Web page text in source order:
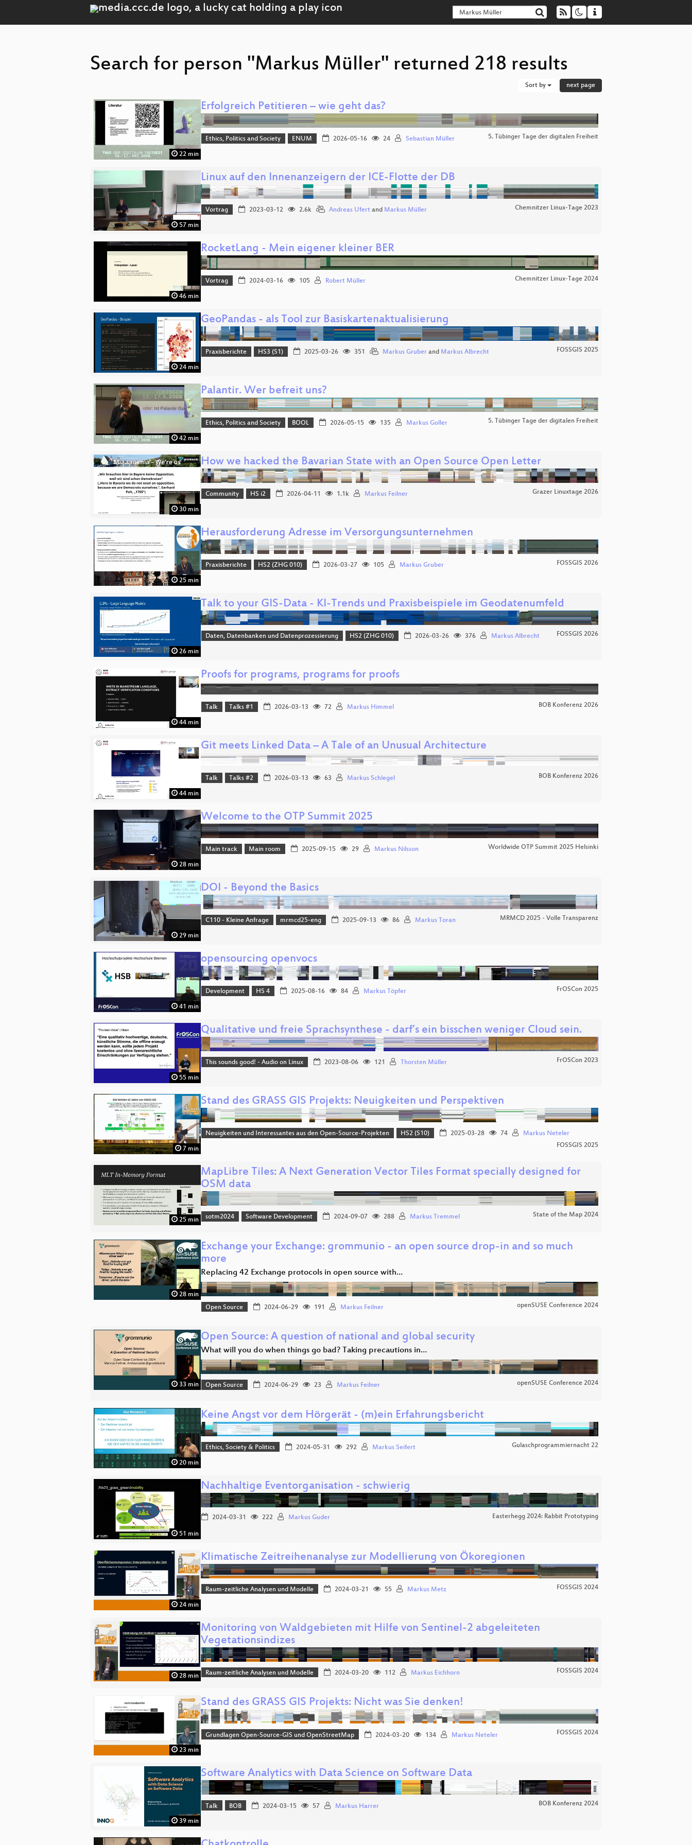
Search for person "Markus Müller" returned 218 results
Sort by next page
22 min
Erfolgreich Petitieren – wie geht das?
Ethics, Politics and Society ENUM 2026-05-16 24 Sebastian Müller 5. Tübinger Tage der digitalen Freiheit
57 min
Linux auf den Innenanzeigern der ICE-Flotte der DB
Vortrag 2023-03-12 2.6k Andreas Ufertand Markus Müller Chemnitzer Linux-Tage 2023
46 min
RocketLang - Mein eigener kleiner BER
Vortrag 2024-03-16 105 Robert Müller Chemnitzer Linux-Tage 2024
24 min
GeoPandas - als Tool zur Basiskartenaktualisierung
Praxisberichte HS3 (S1) 2025-03-26 351 Markus Gruberand Markus Albrecht FOSSGIS 2025
42 min
Palantir. Wer befreit uns?
Ethics, Politics and Society BOOL 2026-05-15 135 Markus Goller 5. Tübinger Tage der digitalen Freiheit
30 min
How we hacked the Bavarian State with an Open Source Open Letter
Community HS i2 2026-04-11 1.1k Markus Feilner Grazer Linuxtage 2026
25 min
Herausforderung Adresse im Versorgungsunternehmen
Praxisberichte HS2 (ZHG 010) 2026-03-27 105 Markus Gruber FOSSGIS 2026
26 min
Talk to your GIS-Data - KI-Trends und Praxisbeispiele im Geodatenumfeld
Daten, Datenbanken und Datenprozessierung HS2 (ZHG 010) 2026-03-26 376 Markus Albrecht FOSSGIS 2026
44 min
Proofs for programs, programs for proofs
Talk Talks #1 2026-03-13 72 Markus Himmel BOB Konferenz 2026
44 min
Git meets Linked Data – A Tale of an Unusual Architecture
Talk Talks #2 2026-03-13 63 Markus Schlegel BOB Konferenz 2026
28 min
Welcome to the OTP Summit 2025
Main track Main room 2025-09-15 29 Markus Nilsson Worldwide OTP Summit 2025 Helsinki
29 min
DOI - Beyond the Basics
C110 - Kleine Anfrage mrmcd25-eng 2025-09-13 86 Markus Toran MRMCD 2025 - Volle Transparenz
41 min
opensourcing openvocs
Development HS 4 2025-08-16 84 Markus Töpfer FrOSCon 2025
55 min
Qualitative und freie Sprachsynthese - darf’s ein bisschen weniger Cloud sein.
This sounds good! - Audio on Linux 2023-08-06 121 Thorsten Müller FrOSCon 2023
7 min
Stand des GRASS GIS Projekts: Neuigkeiten und Perspektiven
Neuigkeiten und Interessantes aus den Open-Source-Projekten HS2 (S10) 2025-03-28 74
Markus Neteler
FOSSGIS 2025
25 min
MapLibre Tiles: A Next Generation Vector Tiles Format specially designed for
OSM data
sotm2024 Software Development 2024-09-07 288 Markus Tremmel State of the Map 2024
28 min
Exchange your Exchange: grommunio - an open source drop-in and so much
more
Replacing 42 Exchange protocols in open source with…
Open Source 2024-06-29 191 Markus Feilner openSUSE Conference 2024
33 min
Open Source: A question of national and global security
What will you do when things go bad? Taking precautions in…
Open Source 2024-06-29 23 Markus Feilner openSUSE Conference 2024
20 min
Keine Angst vor dem Hörgerät - (m)ein Erfahrungsbericht
Ethics, Society & Politics 2024-05-31 292 Markus Seifert Gulaschprogrammiernacht 22
51 min
Nachhaltige Eventorganisation - schwierig
2024-03-31 222 Markus Guder Easterhegg 2024: Rabbit Prototyping
24 min
Klimatische Zeitreihenanalyse zur Modellierung von Ökoregionen
Raum-zeitliche Analysen und Modelle 2024-03-21 55 Markus Metz FOSSGIS 2024
28 min
Monitoring von Waldgebieten mit Hilfe von Sentinel-2 abgeleiteten
Vegetationsindizes
Raum-zeitliche Analysen und Modelle 2024-03-20 112 Markus Eichhorn FOSSGIS 2024
23 min
Stand des GRASS GIS Projekts: Nicht was Sie denken!
Grundlagen Open-Source-GIS und OpenStreetMap 2024-03-20 134 Markus Neteler FOSSGIS 2024
39 min
Software Analytics with Data Science on Software Data
Talk BOB 2024-03-15 57 Markus Harrer BOB Konferenz 2024